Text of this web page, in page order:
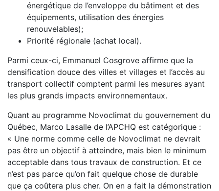
énergétique de l’enveloppe du bâtiment et des
équipements, utilisation des énergies
renouvelables);
Priorité régionale (achat local).
Parmi ceux-ci, Emmanuel Cosgrove affirme que la
densification douce des villes et villages et l’accès au
transport collectif comptent parmi les mesures ayant
les plus grands impacts environnementaux.
Quant au programme Novoclimat du gouvernement du
Québec, Marco Lasalle de l’APCHQ est catégorique :
« Une norme comme celle de Novoclimat ne devrait
pas être un objectif à atteindre, mais bien le minimum
acceptable dans tous travaux de construction. Et ce
n’est pas parce qu’on fait quelque chose de durable
que ça coûtera plus cher. On en a fait la démonstration